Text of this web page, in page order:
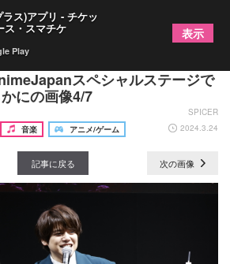
之塔 -Tower of God-』第2期の
スペシャルステージで
にの画像4/7
SPICER
音楽 アニメ/ゲーム 2024.3.24
記事に戻る 次の画像
ス)アプリ - チケッ
ス・スマチケ
Play
表示